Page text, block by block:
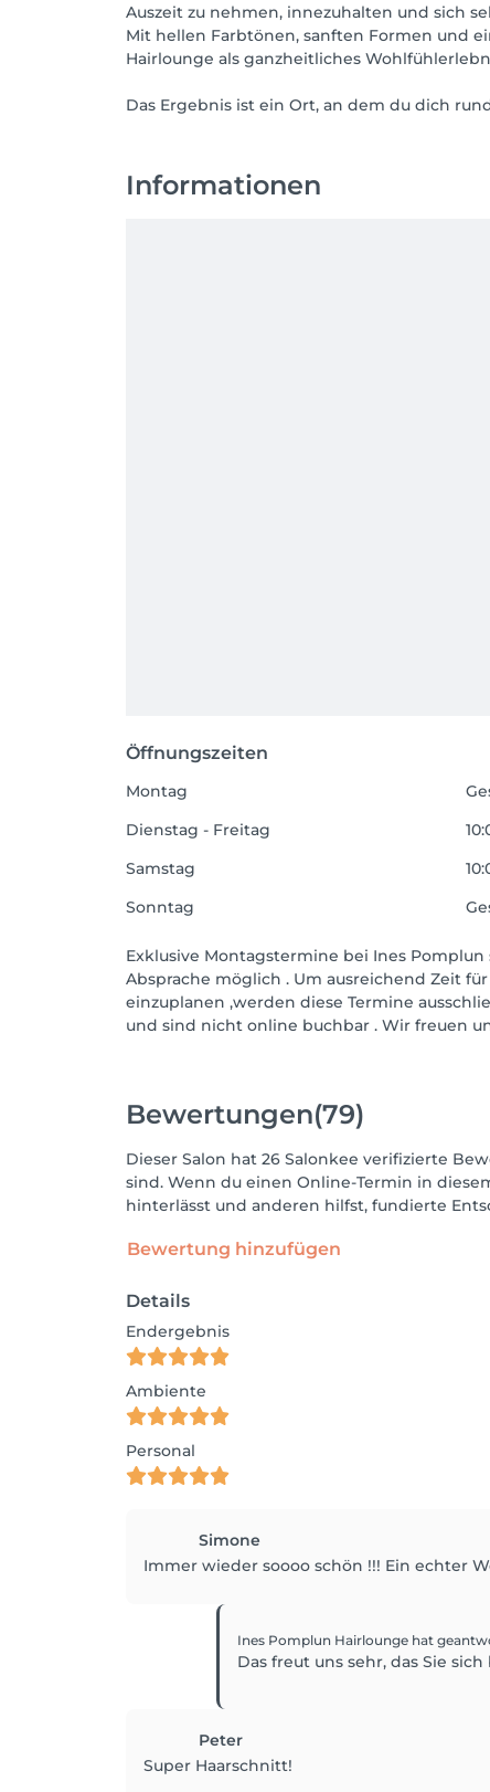
Auszeit zu nehmen, innezuhalten und sich
Mit hellen Farbtönen, sanften Formen und
Hairlounge als ganzheitliches
Das Ergebnis ist ein Ort, an dem du dich
Informationen
Öffnungszeiten
Montag
Dienstag - Freitag
Samstag
Sonntag
Exklusive Montagstermine bei Ines
Absprache möglich . Um ausreichend Zeit
einzuplanen ,werden diese Termine
und sind nicht online buchbar . Wir freuen
Bewertungen(79)
Dieser Salon hat 26 Salonkee verifizierte
sind. Wenn du einen Online-Termin in
hinterlässt und anderen hilfst, fundierte
Bewertung hinzufügen
Details
Endergebnis
Ambiente
Personal
Simone
Immer wieder soooo schön !!! Ein echter
Ines Pomplun Hairlounge hat
Das freut uns sehr, das Sie
Peter
Super Haarschnitt!